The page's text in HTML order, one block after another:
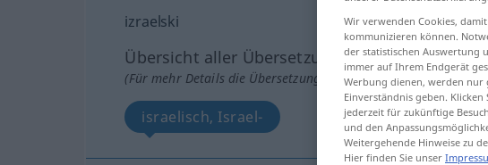
izraelski
Übersicht aller Übersetzungen
(Für mehr Details die Übersetzung anklicken/antippen)
israelisch, Israel-
Wir verwenden Cookies,
kommunizieren können.
der statistischen Auswertung
immer auf Ihrem Endgerät
Werbung dienen, werden nur
Einverständnis geben.
jederzeit für zukünftige
und den
Weitergehende Hinweise zu
Hier finden Sie unser